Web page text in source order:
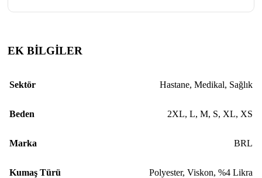
EK BİLGİLER
Sektör Hastane, Medikal, Sağlık
Beden 2XL, L, M, S, XL, XS
Marka BRL
Kumaş Türü Polyester, Viskon, %4 Likra